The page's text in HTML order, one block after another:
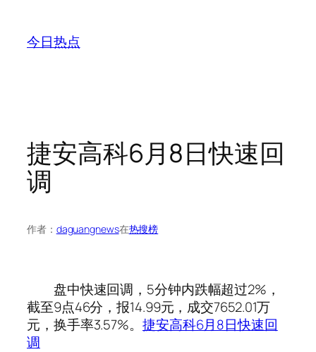
今日热点
捷安高科6月8日快速回
调
作者： daguangnews在热搜榜
盘中快速回调，5分钟内跌幅超过2%，
截至9点46分，报14.99元，成交7652.01万
元，换手率3.57%。 捷安高科6月8日快速回
调